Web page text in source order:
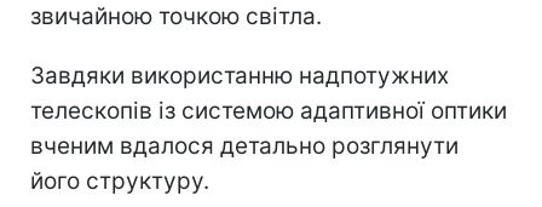
звичайною точкою світла.
Завдяки використанню надпотужних
телескопів із системою адаптивної оптики
вченим вдалося детально розглянути
його структуру.